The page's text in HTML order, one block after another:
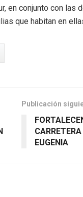
en conjunto con las
que habitan en
Publicación
EUGENIA